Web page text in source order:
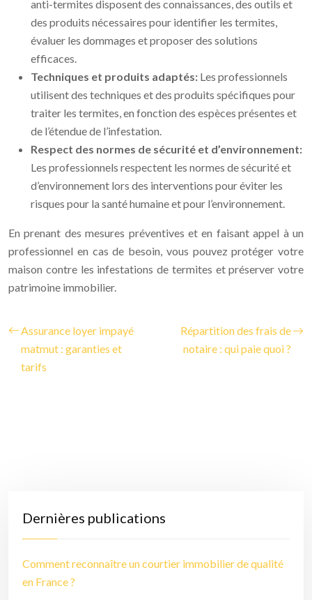
anti-termites disposent des connaissances, des outils et
des produits nécessaires pour identifier les termites,
évaluer les dommages et proposer des solutions
efficaces.
Techniques et produits adaptés: Les professionnels
utilisent des techniques et des produits spécifiques pour
traiter les termites, en fonction des espèces présentes et
de l’étendue de l’infestation.
Respect des normes de sécurité et d’environnement:
Les professionnels respectent les normes de sécurité et
d’environnement lors des interventions pour éviter les
risques pour la santé humaine et pour l’environnement.
En prenant des mesures préventives et en faisant appel à un
professionnel en cas de besoin, vous pouvez protéger votre
maison contre les infestations de termites et préserver votre
patrimoine immobilier.
Assurance loyer impayé
matmut : garanties et
tarifs
Répartition des frais de
notaire : qui paie quoi ?
Dernières publications
Comment reconnaître un courtier immobilier de qualité
en France ?